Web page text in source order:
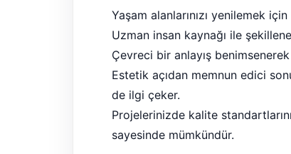
Yaşam alanlarınızı yenilemek
Uzman insan kaynağı ile
Çevreci bir anlayış
Estetik açıdan memnun edici
de ilgi çeker.
Projelerinizde kalite
sayesinde mümkündür.